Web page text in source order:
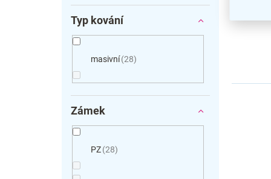
Typ kování
masivní 28
Zámek
PZ 28